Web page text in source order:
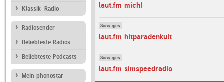
Klassik-Radio
Radiosender
Beliebteste Radios
Beliebteste Podcasts
Mein phonostar
laut.fm michl
Sonstiges
laut.fm hitparadenkult
Sonstiges
laut.fm simspeedradio